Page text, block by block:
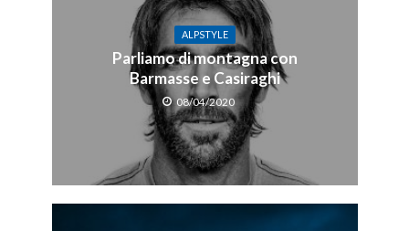
ALPSTYLE
Parliamo di montagna con
Barmasse e Casiraghi
08/04/2020